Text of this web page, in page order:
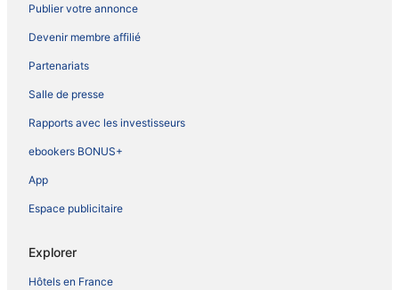
Publier votre annonce
Devenir membre affilié
Partenariats
Salle de presse
Rapports avec les investisseurs
ebookers BONUS+
App
Espace publicitaire
Explorer
Hôtels en France